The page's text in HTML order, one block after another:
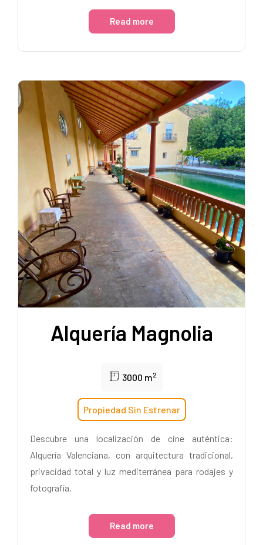
Read more
Alquería Magnolia
3000 m2
Propiedad Sin Estrenar
Descubre una localización de cine auténtica:
Alquería Valenciana, con arquitectura tradicional,
privacidad total y luz mediterránea para rodajes y
fotografía.
Read more